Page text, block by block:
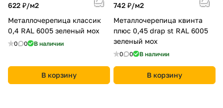
622 ₽/м2
Металлочерепица классик
0,4 RAL 6005 зеленый мох
0 0 В наличии
В корзину
742 ₽/м2
Металлочерепица квинта
плюс 0,45 drap st RAL 6005
зеленый мох
0 0 В наличии
В корзину